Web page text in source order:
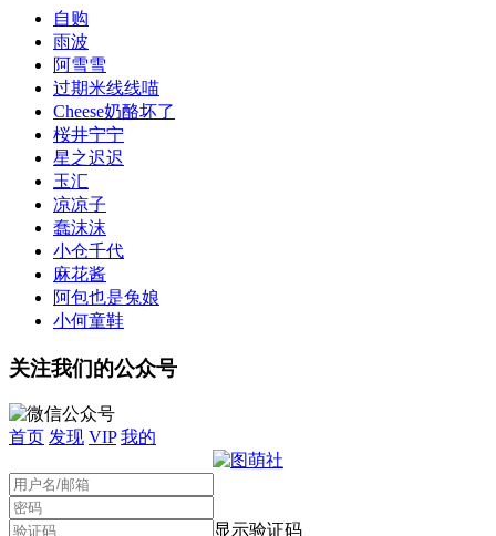
自购
雨波
阿雪雪
过期米线线喵
Cheese奶酪坏了
桜井宁宁
星之迟迟
玉汇
凉凉子
蠢沫沫
小仓千代
麻花酱
阿包也是兔娘
小何童鞋
关注我们的公众号
首页 发现 VIP 我的
显示验证码